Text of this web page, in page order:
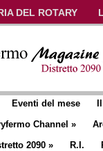
DEL ROTARY
Eventi del mese
Channel »
2090 » R.I.